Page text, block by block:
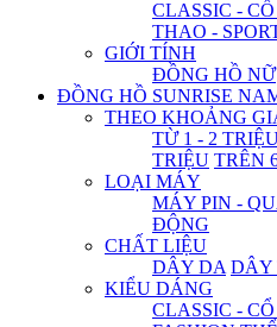
CLASSIC -
THAO -
GIỚI TÍNH
ĐỒNG HỒ NỮ
ĐỒNG HỒ SUNRISE
THEO KHOẢNG
TỪ 1 - 2
TRIỆU TRÊN
LOẠI MÁY
MÁY PIN -
ĐỘNG
CHẤT LIỆU
DÂY DA DÂY
KIỂU DÁNG
CLASSIC -